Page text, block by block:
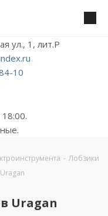
ул., 1, лит.Р
10
- Лобзики
Uragan